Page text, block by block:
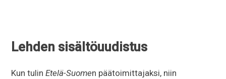
Lehden sisältöuudistus
Kun tulinEtelä-Suomen päätoimittajaksi, niin